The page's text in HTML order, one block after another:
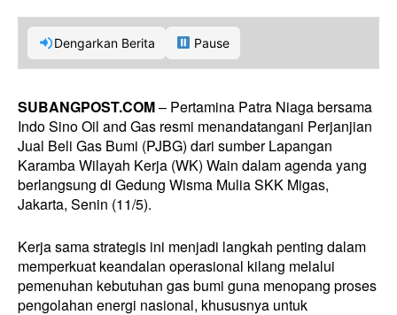
Dengarkan Berita Pause
SUBANGPOST.COM– Pertamina Patra Niaga bersama
Indo Sino Oil and Gas resmi menandatangani Perjanjian
Jual Beli Gas Bumi (PJBG) dari sumber Lapangan
Karamba Wilayah Kerja (WK) Wain dalam agenda yang
berlangsung di Gedung Wisma Mulia SKK Migas,
Jakarta, Senin (11/5).
Kerja sama strategis ini menjadi langkah penting dalam
memperkuat keandalan operasional kilang melalui
pemenuhan kebutuhan gas bumi guna menopang proses
pengolahan energi nasional, khususnya untuk